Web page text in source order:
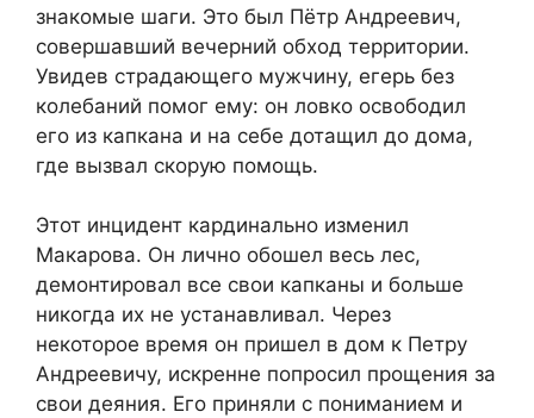
знакомые шаги. Это был Пётр Андреевич,
совершавший вечерний обход территории.
Увидев страдающего мужчину, егерь без
колебаний помог ему: он ловко освободил
его из капкана и на себе дотащил до дома,
где вызвал скорую помощь.
Этот инцидент кардинально изменил
Макарова. Он лично обошел весь лес,
демонтировал все свои капканы и больше
никогда их не устанавливал. Через
некоторое время он пришел в дом к Петру
Андреевичу, искренне попросил прощения за
свои деяния. Его приняли с пониманием и